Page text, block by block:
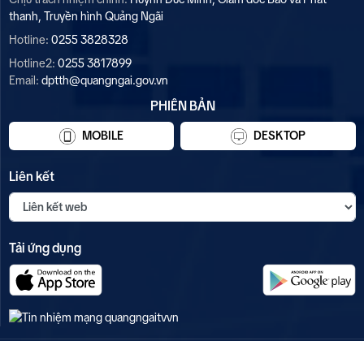
thanh, Truyền hình Quảng Ngãi
Hotline: 0255 3828328
Hotline2: 0255 3817899
Email: dptth@quangngai.gov.vn
PHIÊN BẢN
MOBILE DESKTOP
Liên kết
Tải ứng dụng